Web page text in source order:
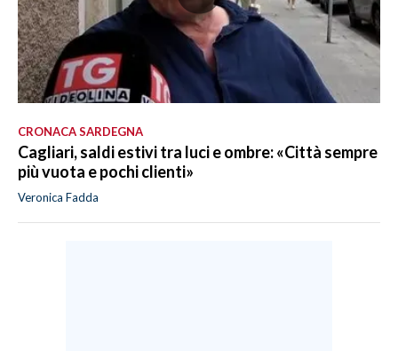
CRONACA SARDEGNA
Cagliari, saldi estivi tra luci e ombre: «Città sempre
più vuota e pochi clienti»
Veronica Fadda